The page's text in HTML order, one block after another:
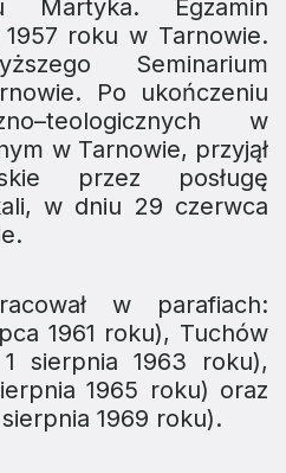
Egzamin
1957 roku w Tarnowie.
Seminarium
Po ukończeniu
w
w Tarnowie, przyjął
przez posługę
w dniu 29 czerwca
w parafiach:
1961 roku), Tuchów
sierpnia 1963 roku),
1965 roku) oraz
1969 roku).